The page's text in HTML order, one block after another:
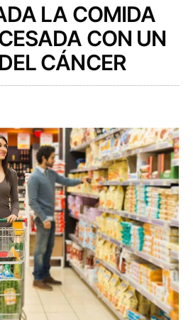
LA COMIDA
CON UN
CÁNCER